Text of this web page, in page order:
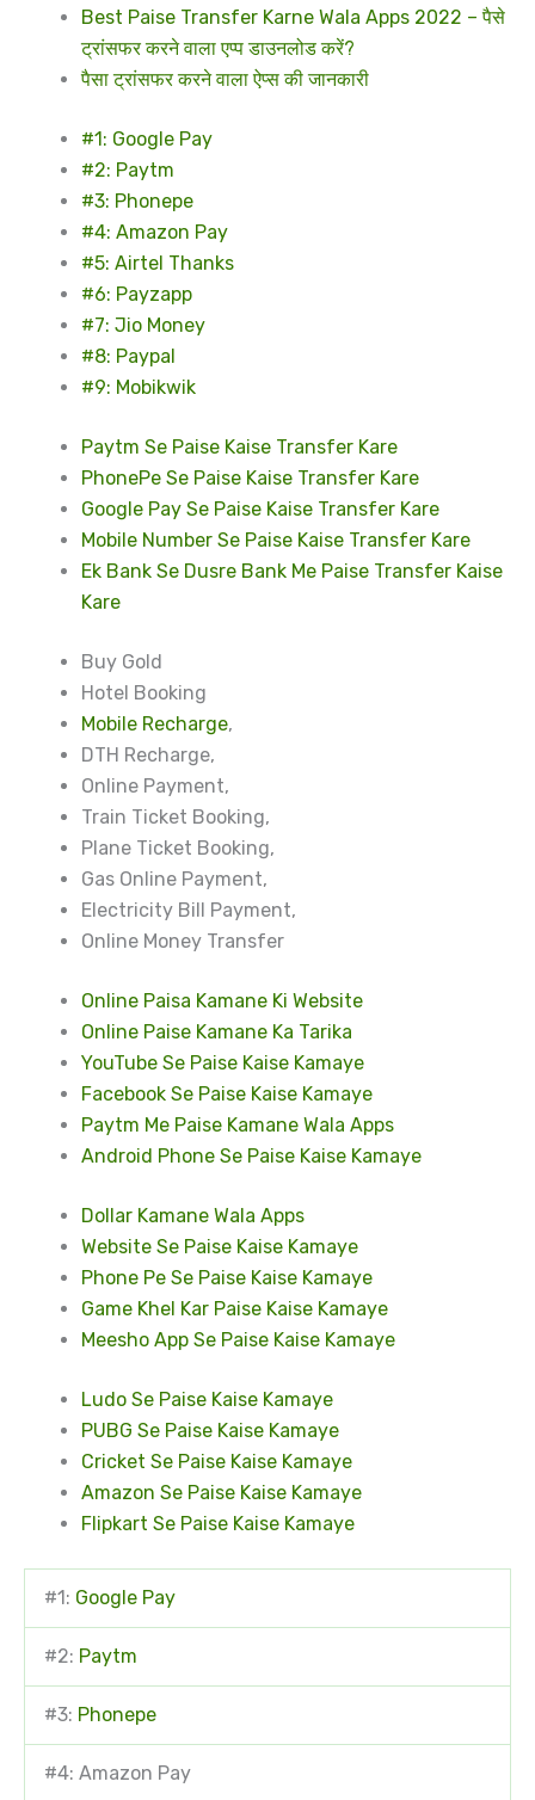
Best Paise Transfer Karne Wala Apps 2022 – पैसे
ट्रांसफर करने वाला एप्प डाउनलोड करें?
पैसा ट्रांसफर करने वाला ऐप्स की जानकारी
#1: Google Pay
#2: Paytm
#3: Phonepe
#4: Amazon Pay
#5: Airtel Thanks
#6: Payzapp
#7: Jio Money
#8: Paypal
#9: Mobikwik
Paytm Se Paise Kaise Transfer Kare
PhonePe Se Paise Kaise Transfer Kare
Google Pay Se Paise Kaise Transfer Kare
Mobile Number Se Paise Kaise Transfer Kare
Ek Bank Se Dusre Bank Me Paise Transfer Kaise
Kare
Buy Gold
Hotel Booking
Mobile Recharge,
DTH Recharge,
Online Payment,
Train Ticket Booking,
Plane Ticket Booking,
Gas Online Payment,
Electricity Bill Payment,
Online Money Transfer
Online Paisa Kamane Ki Website
Online Paise Kamane Ka Tarika
YouTube Se Paise Kaise Kamaye
Facebook Se Paise Kaise Kamaye
Paytm Me Paise Kamane Wala Apps
Android Phone Se Paise Kaise Kamaye
Dollar Kamane Wala Apps
Website Se Paise Kaise Kamaye
Phone Pe Se Paise Kaise Kamaye
Game Khel Kar Paise Kaise Kamaye
Meesho App Se Paise Kaise Kamaye
Ludo Se Paise Kaise Kamaye
PUBG Se Paise Kaise Kamaye
Cricket Se Paise Kaise Kamaye
Amazon Se Paise Kaise Kamaye
Flipkart Se Paise Kaise Kamaye
#1: Google Pay
#2: Paytm
#3: Phonepe
#4: Amazon Pay